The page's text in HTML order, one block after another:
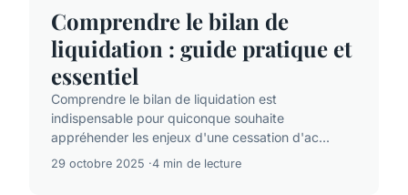
Comprendre le bilan de
liquidation : guide pratique et
essentiel
Comprendre le bilan de liquidation est
indispensable pour quiconque souhaite
appréhender les enjeux d'une cessation d'ac...
29 octobre 2025 4 min de lecture